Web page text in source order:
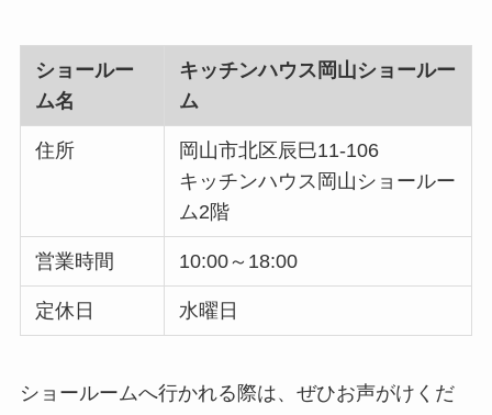
ショールー
ム名
キッチンハウス岡山ショールー
ム
住所
岡山市北区辰巳11-106
キッチンハウス岡山ショールー
ム2階
営業時間 10:00～18:00
定休日 水曜日
ショールームへ行かれる際は、ぜひお声がけくだ